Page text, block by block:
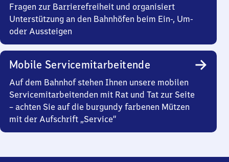
Fragen zur Barrierefreiheit und organisiert
Unterstützung an den Bahnhöfen beim Ein-, Um-
oder Aussteigen
Mobile Servicemitarbeitende
Auf dem Bahnhof stehen Ihnen unsere mobilen
Servicemitarbeitenden mit Rat und Tat zur Seite
– achten Sie auf die burgundy farbenen Mützen
mit der Aufschrift „Service“